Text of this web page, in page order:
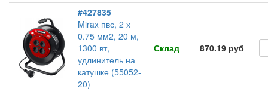
#427835
Mirax пвс, 2 х
0.75 мм2, 20 м,
1300 вт,
удлинитель на
катушке (55052-
20)
Склад 870.19 руб